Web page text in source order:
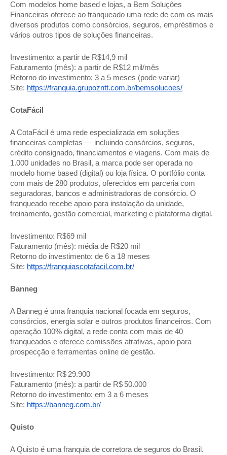
Com modelos home based e lojas, a Bem Soluções
Financeiras oferece ao franqueado uma rede de com os mais
diversos produtos como consórcios, seguros, empréstimos e
vários outros tipos de soluções financeiras.
Investimento: a partir de R$14,9 mil
Faturamento (mês): a partir de R$12 mil/mês
Retorno do investimento: 3 a 5 meses (pode variar)
Site: https://franquia.grupozntt.com.br/bemsolucoes/
CotaFácil
A CotaFácil é uma rede especializada em soluções
financeiras completas — incluindo consórcios, seguros,
crédito consignado, financiamentos e viagens. Com mais de
1.000 unidades no Brasil, a marca pode ser operada no
modelo home based (digital) ou loja física. O portfólio conta
com mais de 280 produtos, oferecidos em parceria com
seguradoras, bancos e administradoras de consórcio. O
franqueado recebe apoio para instalação da unidade,
treinamento, gestão comercial, marketing e plataforma digital.
Investimento: R$69 mil
Faturamento (mês): média de R$20 mil
Retorno do investimento: de 6 a 18 meses
Site: https://franquiascotafacil.com.br/
Banneg
A Banneg é uma franquia nacional focada em seguros,
consórcios, energia solar e outros produtos financeiros. Com
operação 100% digital, a rede conta com mais de 40
franqueados e oferece comissões atrativas, apoio para
prospecção e ferramentas online de gestão.
Investimento: R$ 29.900
Faturamento (mês): a partir de R$ 50.000
Retorno do investimento: em 3 a 6 meses
Site: https://banneg.com.br/
Quisto
A Quisto é uma franquia de corretora de seguros do Brasil.